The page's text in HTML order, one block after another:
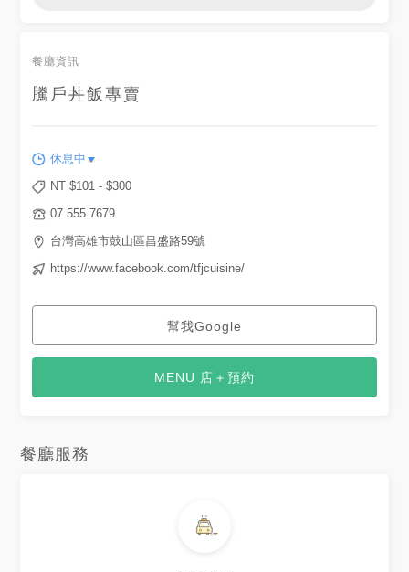
餐廳資訊
騰戶丼飯專賣
休息中
NT $101 - $300
07 555 7679
台灣高雄市鼓山區昌盛路59號
https://www.facebook.com/tfjcuisine/
幫我Google
MENU 店＋預約
餐廳服務